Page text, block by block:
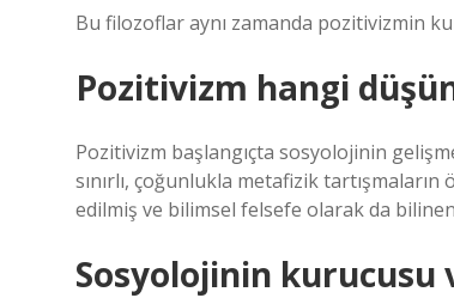
Bu filozoflar aynı zamanda pozitivizmin
Pozitivizm hangi
Pozitivizm başlangıçta sosyolojinin
sınırlı, çoğunlukla metafizik
edilmiş ve bilimsel felsefe olarak da
Sosyolojinin kurucusu